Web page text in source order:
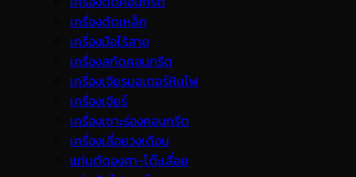
เครื่องตัดเหล็ก
เครื่องมือไร้สาย
เครื่องสกัดคอนกรีต
เครื่องเจียรมอเตอร์หินไฟ
เครื่องเจียร์
เครื่องเซาะร่องคอนกรีต
เครื่องเลื่อยวงเดือน
แท่นตัดองศา-โต๊ะเลื่อย